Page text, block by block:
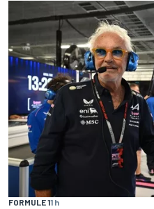
FORMULE 11 h